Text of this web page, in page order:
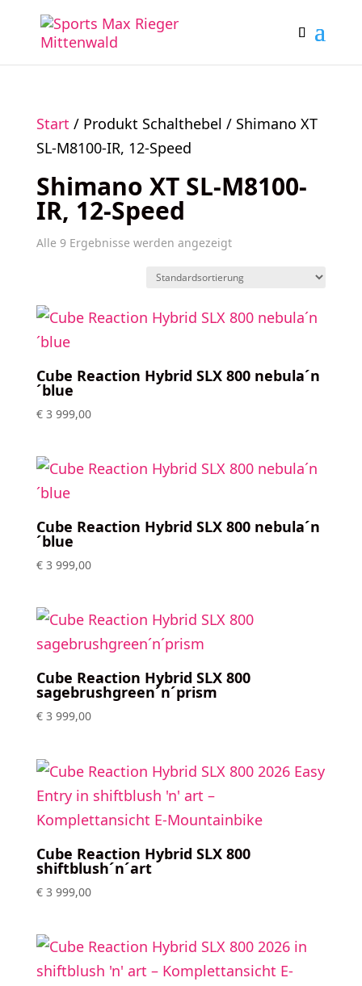
Start / Produkt Schalthebel / Shimano XT
SL-M8100-IR, 12-Speed
Shimano XT SL-M8100-
IR, 12-Speed
Alle 9 Ergebnisse werden angezeigt
Cube Reaction Hybrid SLX 800 nebula´n
´blue
€3 999,00
Cube Reaction Hybrid SLX 800 nebula´n
´blue
€3 999,00
Cube Reaction Hybrid SLX 800
sagebrushgreen´n´prism
€3 999,00
Cube Reaction Hybrid SLX 800
shiftblush´n´art
€3 999,00